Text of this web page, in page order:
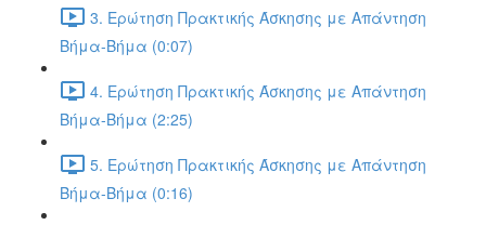
3. Ερώτηση Πρακτικής Άσκησης με Απάντηση
Βήμα-Βήμα (0:07)
4. Ερώτηση Πρακτικής Άσκησης με Απάντηση
Βήμα-Βήμα (2:25)
5. Ερώτηση Πρακτικής Άσκησης με Απάντηση
Βήμα-Βήμα (0:16)